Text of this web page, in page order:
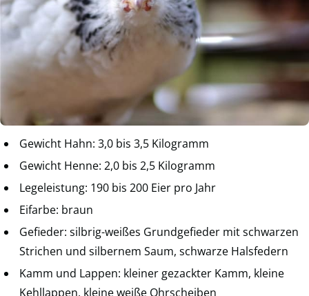
Gewicht Hahn: 3,0 bis 3,5 Kilogramm
Gewicht Henne: 2,0 bis 2,5 Kilogramm
Legeleistung: 190 bis 200 Eier pro Jahr
Eifarbe: braun
Gefieder: silbrig-weißes Grundgefieder mit schwarzen
Strichen und silbernem Saum, schwarze Halsfedern
Kamm und Lappen: kleiner gezackter Kamm, kleine
Kehllappen, kleine weiße Ohrscheiben